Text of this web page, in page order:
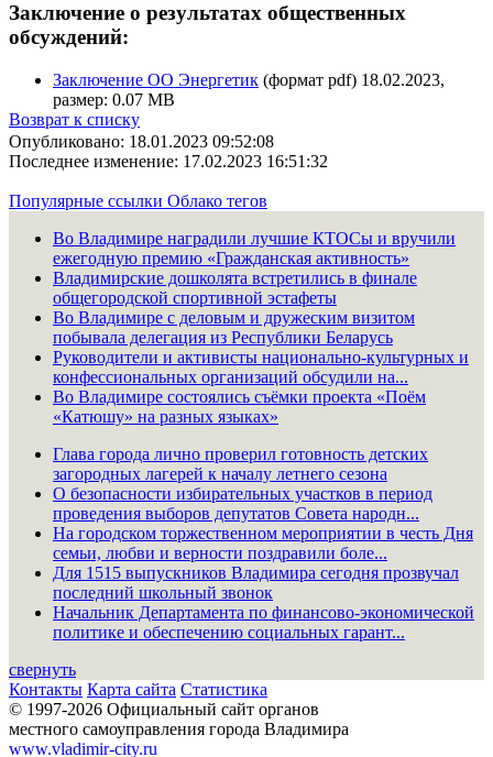
Заключение о результатах общественных
обсуждений:
Заключение ОО Энергетик (формат pdf) 18.02.2023,
размер: 0.07 MB
Возврат к списку
Опубликовано: 18.01.2023 09:52:08
Последнее изменение: 17.02.2023 16:51:32
Популярные ссылки Облако тегов
Во Владимире наградили лучшие КТОСы и вручили
ежегодную премию «Гражданская активность»
Владимирские дошколята встретились в финале
общегородской спортивной эстафеты
Во Владимире с деловым и дружеским визитом
побывала делегация из Республики Беларусь
Руководители и активисты национально-культурных и
конфессиональных организаций обсудили на...
Во Владимире состоялись съёмки проекта «Поём
«Катюшу» на разных языках»
Глава города лично проверил готовность детских
загородных лагерей к началу летнего сезона
О безопасности избирательных участков в период
проведения выборов депутатов Совета народн...
На городском торжественном мероприятии в честь Дня
семьи, любви и верности поздравили боле...
Для 1515 выпускников Владимира сегодня прозвучал
последний школьный звонок
Начальник Департамента по финансово-экономической
политике и обеспечению социальных гарант...
свернуть
Контакты Карта сайта Статистика
© 1997-2026 Официальный сайт органов
местного самоуправления города Владимира
www.vladimir-city.ru